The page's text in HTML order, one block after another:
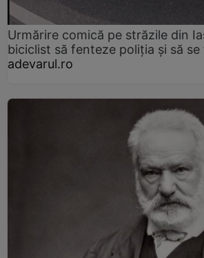
Urmărire comică pe străzile din
biciclist să fenteze poliția și să
adevarul.ro